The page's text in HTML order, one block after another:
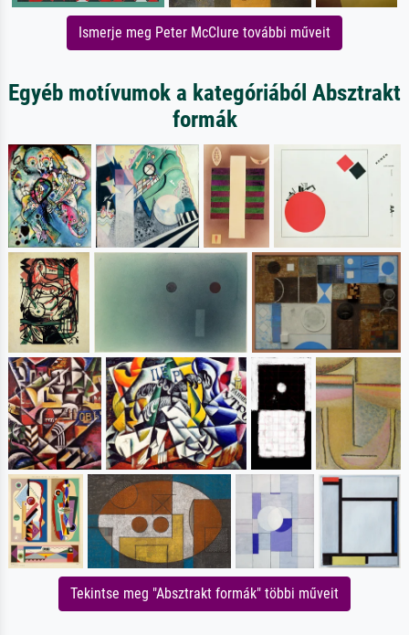
Ismerje meg Peter McClure további műveit
Egyéb motívumok a kategóriából Absztrakt
formák
Tekintse meg "Absztrakt formák" többi műveit